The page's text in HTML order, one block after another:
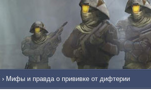
› Мифы и правда о прививке от дифтерии